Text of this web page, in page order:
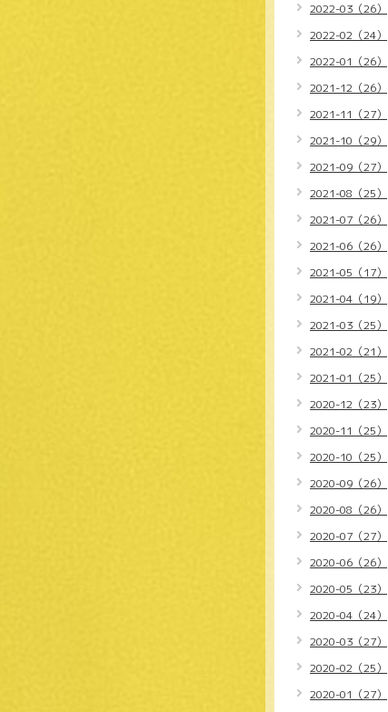
2022-03（26）
2022-02（24）
2022-01（26）
2021-12（26）
2021-11（27）
2021-10（29）
2021-09（27）
2021-08（25）
2021-07（26）
2021-06（26）
2021-05（17）
2021-04（19）
2021-03（25）
2021-02（21）
2021-01（25）
2020-12（23）
2020-11（25）
2020-10（25）
2020-09（26）
2020-08（26）
2020-07（27）
2020-06（26）
2020-05（23）
2020-04（24）
2020-03（27）
2020-02（25）
2020-01（27）